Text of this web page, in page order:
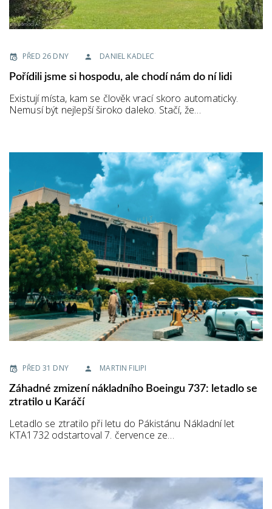
PŘED 26 DNY DANIEL KADLEC
Pořídili jsme si hospodu, ale chodí nám do ní lidi
Existují místa, kam se člověk vrací skoro automaticky.
Nemusí být nejlepší široko daleko. Stačí, že…
PŘED 31 DNY MARTIN FILIPI
Záhadné zmizení nákladního Boeingu 737: letadlo se
ztratilo u Karáčí
Letadlo se ztratilo při letu do Pákistánu Nákladní let
KTA1732 odstartoval 7. července ze…